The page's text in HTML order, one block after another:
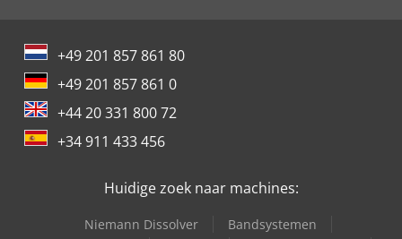
+49 201 857 861 80
+49 201 857 861 0
+44 20 331 800 72
+34 911 433 456
Huidige zoek naar machines:
Niemann Dissolver
Bandsystemen